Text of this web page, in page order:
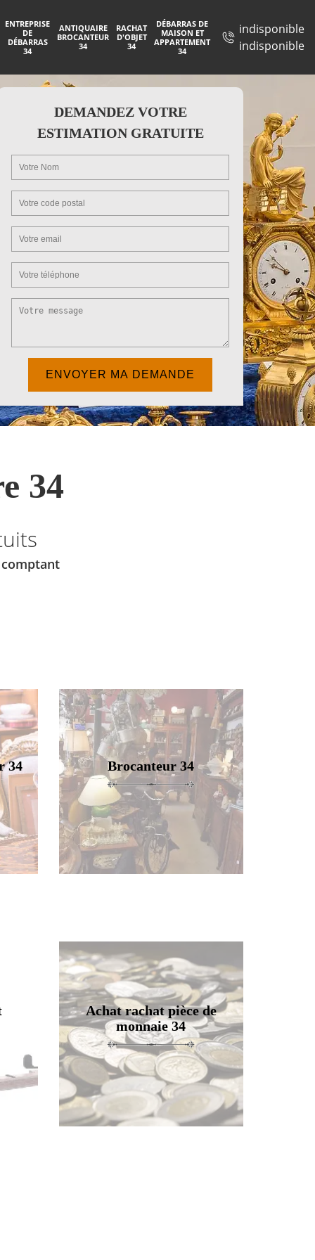
ENTREPRISE
DE
DÉBARRAS
34
ANTIQUAIRE
BROCANTEUR
34
RACHAT
D'OBJET
34
DÉBARRAS DE
MAISON ET
APPARTEMENT
34
indisponible
indisponible
DEMANDEZ VOTRE
ESTIMATION GRATUITE
34
34 Brocanteur 34
Achat rachat pièce de
monnaie 34